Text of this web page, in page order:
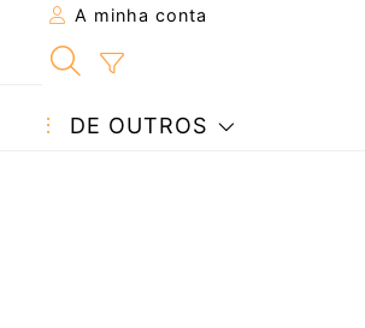
A minha conta
DE OUTROS